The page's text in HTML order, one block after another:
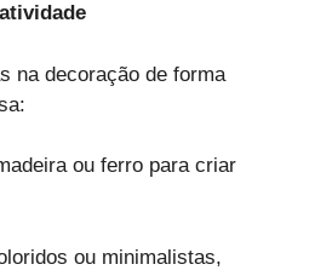
na decoração de forma
ou ferro para criar
ou minimalistas,